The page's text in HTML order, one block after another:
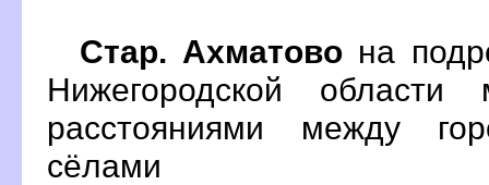
Стар. Ахматово на
Нижегородской
расстояниями между
сёлами